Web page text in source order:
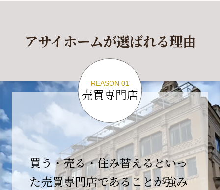
休業期間中に頂きましたお問い合わせにつきま
2026年5月7日(木)以降、順次対応させて頂きま
ご不便をおかけいたしますが、何卒ご理解の程
よろしくお願いいたします。
2026-04-17
【臨時休業のお知らせ】
平素より格別のご愛顧を賜り、誠にありがとう
ございます。
アサイホームが選ばれる理由
REASON 01
売買専門店
買う・売る・住み替えるといっ
た売買専門店であることが強み